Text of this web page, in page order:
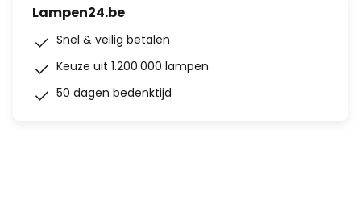
Lampen24.be
Snel & veilig betalen
Keuze uit 1.200.000 lampen
50 dagen bedenktijd